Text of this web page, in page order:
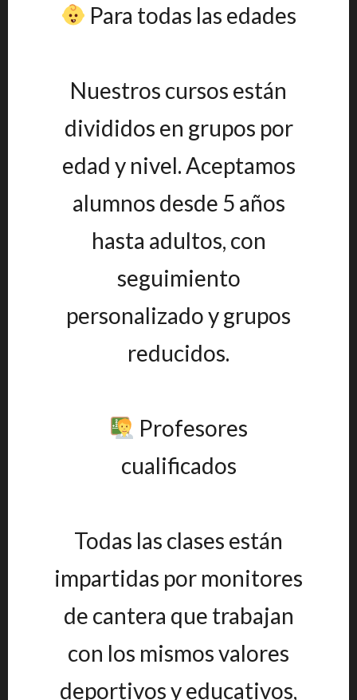
Para todas las edades
Nuestros cursos están
divididos en grupos por
edad y nivel. Aceptamos
alumnos desde 5 años
hasta adultos, con
seguimiento
personalizado y grupos
reducidos.
Profesores
cualificados
Todas las clases están
impartidas por monitores
de cantera que trabajan
con los mismos valores
deportivos y educativos,